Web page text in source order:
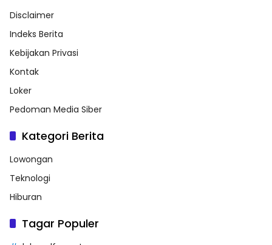
Disclaimer
Indeks Berita
Kebijakan Privasi
Kontak
Loker
Pedoman Media Siber
Kategori Berita
Lowongan
Teknologi
Hiburan
Tagar Populer